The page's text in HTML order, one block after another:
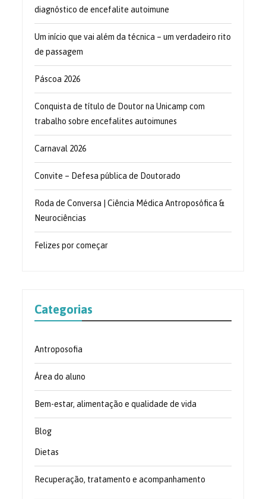
diagnóstico de encefalite autoimune
Um início que vai além da técnica – um verdadeiro rito
de passagem
Páscoa 2026
Conquista de título de Doutor na Unicamp com
trabalho sobre encefalites autoimunes
Carnaval 2026
Convite – Defesa pública de Doutorado
Roda de Conversa | Ciência Médica Antroposófica &
Neurociências
Felizes por começar
Categorias
Antroposofia
Área do aluno
Bem-estar, alimentação e qualidade de vida
Blog
Dietas
Recuperação, tratamento e acompanhamento